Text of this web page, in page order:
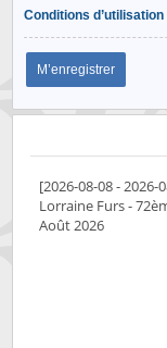
Conditions d’utilisation
M’enregistrer